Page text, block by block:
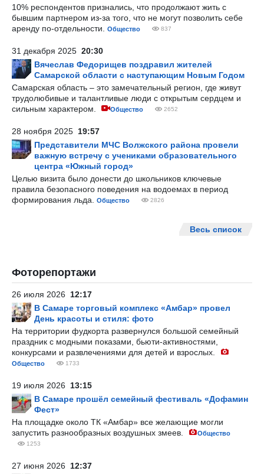
10% респондентов признались, что продолжают жить с
бывшим партнером из-за того, что не могут позволить себе
аренду по-отдельности.
Общество 837
31 декабря 2025 20:30
Вячеслав Федорищев поздравил жителей
Самарской области с наступающим Новым Годом
Самарская область – это замечательный регион, где живут
трудолюбивые и талантливые люди с открытым сердцем и
сильным характером.
Общество 2652
28 ноября 2025 19:57
Представители МЧС Волжского района провели
важную встречу с учениками образовательного
центра «Южный город»
Целью визита было донести до школьников ключевые
правила безопасного поведения на водоемах в период
формирования льда.
Общество 2826
Весь список
Фоторепортажи
26 июля 2026 12:17
В Самаре торговый комплекс «Амбар» провел
День красоты и стиля: фото
На территории фудкорта развернулся большой семейный
праздник с модными показами, бьюти-активностями,
конкурсами и развлечениями для детей и взрослых.
Общество 1733
19 июля 2026 13:15
В Самаре прошёл семейный фестиваль «Дофамин
Фест»
На площадке около ТК «Амбар» все желающие могли
запустить разнообразных воздушных змеев.
Общество
1253
27 июня 2026 12:37